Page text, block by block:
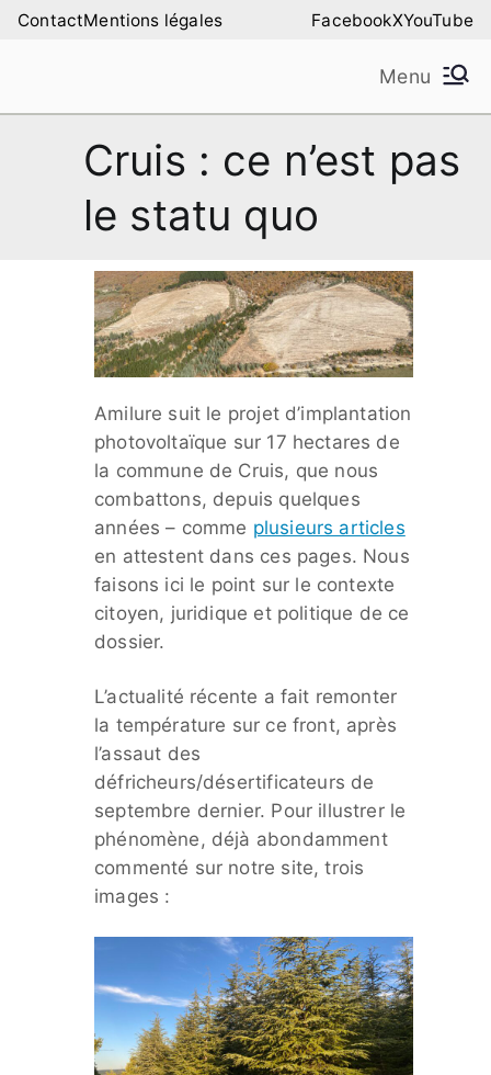
AllerContactMentions légales FacebookXYouTube
Amilure – Les Amis
de la Montagne de
Lure
Menu
Cruis : ce n’est pas
le statu quo
Amilure suit le projet d’implantation
photovoltaïque sur 17 hectares de
la commune de Cruis, que nous
combattons, depuis quelques
années – comme plusieurs articles
en attestent dans ces pages. Nous
faisons ici le point sur le contexte
citoyen, juridique et politique de ce
dossier.
L’actualité récente a fait remonter
la température sur ce front, après
l’assaut des
défricheurs/désertificateurs de
septembre dernier. Pour illustrer le
phénomène, déjà abondamment
commenté sur notre site, trois
images :